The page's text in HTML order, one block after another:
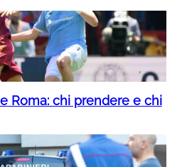
Roma: chi prendere e chi